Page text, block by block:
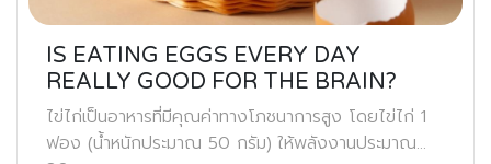
IS EATING EGGS EVERY DAY
REALLY GOOD FOR THE BRAIN?
ไข่ไก่เป็นอาหารที่มีคุณค่าทางโภชนาการสูง โดยไข่ไก่ 1
ฟอง (น้ำหนักประมาณ 50 กรัม) ให้พลังงานประมาณ